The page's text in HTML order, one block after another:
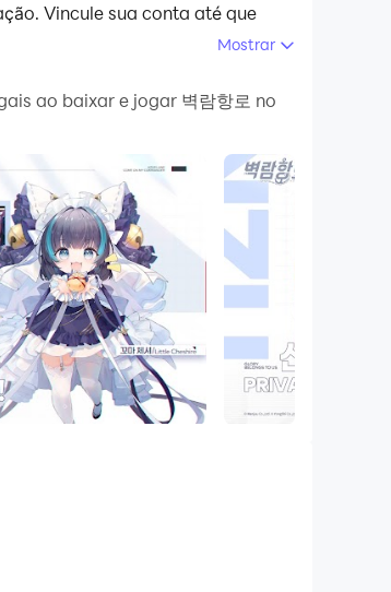
Vincule sua conta até que
Execute o sincronizador e
ou mais contas ao mesmo
Mostrar
ao baixar e jogar 벽람항로 no